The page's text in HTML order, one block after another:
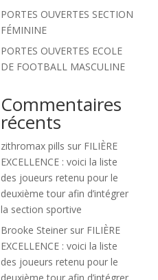
PORTES OUVERTES SECTION
FÉMININE
PORTES OUVERTES ECOLE
DE FOOTBALL MASCULINE
Commentaires
récents
zithromax pills sur FILIÈRE
EXCELLENCE : voici la liste
des joueurs retenu pour le
deuxième tour afin d’intégrer
la section sportive
Brooke Steiner sur FILIÈRE
EXCELLENCE : voici la liste
des joueurs retenu pour le